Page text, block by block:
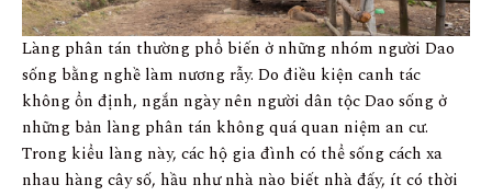
Làng phân tán thường phổ biến ở những nhóm người Dao
sống bằng nghề làm nương rẫy. Do điều kiện canh tác
không ổn định, ngắn ngày nên người dân tộc Dao sống ở
những bản làng phân tán không quá quan niệm an cư.
Trong kiểu làng này, các hộ gia đình có thể sống cách xa
nhau hàng cây số, hầu như nhà nào biết nhà đấy, ít có thời